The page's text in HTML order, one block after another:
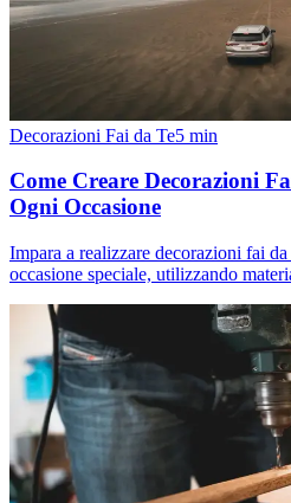
Decorazioni Fai da Te5 min
Come Creare Decorazioni
Ogni Occasione
Impara a realizzare decorazioni fai
occasione speciale, utilizzando